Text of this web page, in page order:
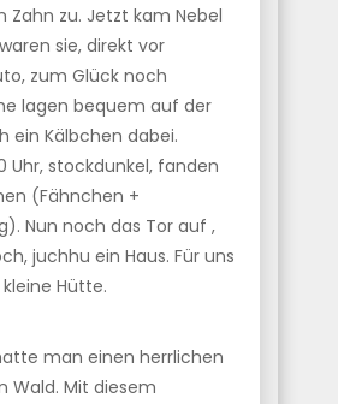
Zahn zu. Jetzt kam Nebel
sie, direkt vor
zum Glück noch
lagen bequem auf der
ein Kälbchen dabei.
Uhr, stockdunkel, fanden
(Fähnchen +
Nun noch das Tor auf ,
juchhu ein Haus. Für uns
Hütte.
man einen herrlichen
Wald. Mit diesem